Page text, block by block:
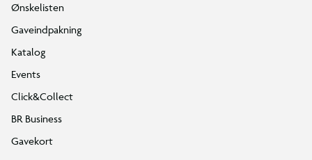
Ønskelisten
Gaveindpakning
Katalog
Events
Click&Collect
BR Business
Gavekort